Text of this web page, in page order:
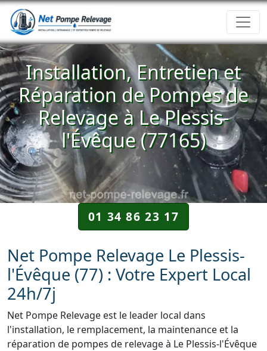
Installation, Entretien et
Réparation de Pompes de
Relevage à Le Plessis-
l'Évêque (77165)
01 34 86 23 17
Net Pompe Relevage Le Plessis-
l'Évêque (77) : Votre Expert Local
24h/7j
Net Pompe Relevage est le leader local dans
l'installation, le remplacement, la maintenance et la
réparation de pompes de relevage à Le Plessis-l'Évêque